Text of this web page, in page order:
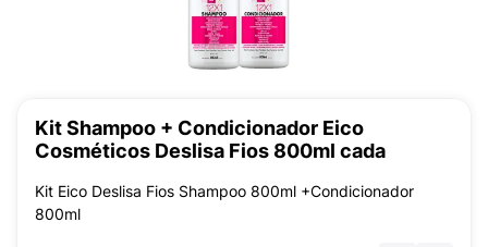
Kit Shampoo + Condicionador Eico
Cosméticos Deslisa Fios 800ml cada
Kit Eico Deslisa Fios Shampoo 800ml +Condicionador
800ml